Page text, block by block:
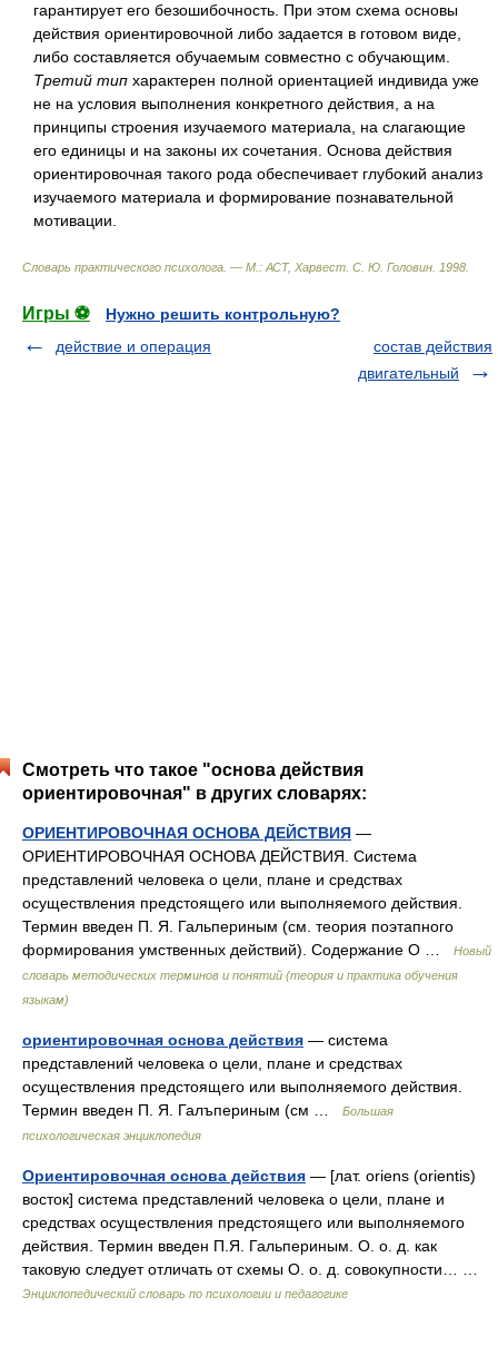
гарантирует его безошибочность. При этом схема основы
действия ориентировочной либо задается в готовом виде,
либо составляется обучаемым совместно с обучающим.
Третий тип характерен полной ориентацией индивида уже
не на условия выполнения конкретного действия, а на
принципы строения изучаемого материала, на слагающие
его единицы и на законы их сочетания. Основа действия
ориентировочная такого рода обеспечивает глубокий анализ
изучаемого материала и формирование познавательной
мотивации.
Словарь практического психолога. — М.: АСТ, Харвест С. Ю. Головин 1998
Игры ⚽
Нужно решить контрольную?
действие и операция
состав действия
двигательный
Смотреть что такое "основа действия
ориентировочная" в других словарях:
ОРИЕНТИРОВОЧНАЯ ОСНОВА ДЕЙСТВИЯ —
ОРИЕНТИРОВОЧНАЯ ОСНОВА ДЕЙСТВИЯ. Система
представлений человека о цели, плане и средствах
осуществления предстоящего или выполняемого действия.
Термин введен П. Я. Гальпериным (см. теория поэтапного
формирования умственных действий). Содержание О …
Новый
словарь методических терминов и понятий (теория и практика обучения
языкам)
ориентировочная основа действия — система
представлений человека о цели, плане и средствах
осуществления предстоящего или выполняемого действия.
Термин введен П. Я. Галъпериным (см …
Большая
психологическая энциклопедия
Ориентировочная основа действия — [лат. oriens (orientis)
восток] система представлений человека о цели, плане и
средствах осуществления предстоящего или выполняемого
действия. Термин введен П.Я. Гальпериным. О. о. д. как
таковую следует отличать от схемы О. о. д. совокупности… …
Энциклопедический словарь по психологии и педагогике